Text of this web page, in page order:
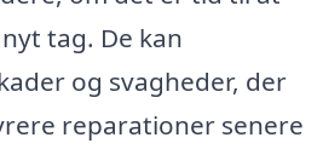
tag. De kan
og svagheder, der
reparationer senere